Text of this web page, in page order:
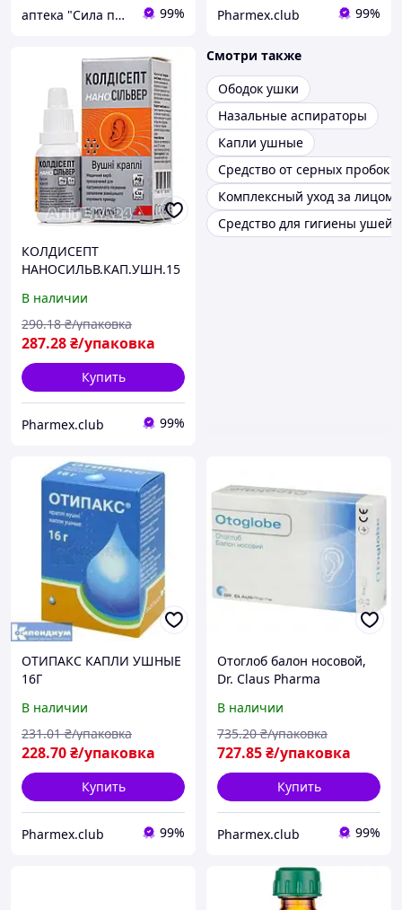
аптека "Сила природи " 99% Pharmex.club 99%
КОЛДИСЕПТ
НАНОСИЛЬВ.КАП.УШН.15
В наличии
287.28₴/упаковка
290.18 ₴/упаковка
Купить
Pharmex.club 99%
Смотри также
Ободок ушки
Назальные аспираторы
Капли ушные
Средство от серных пробок
Комплексный уход за лицом
Средство для гигиены ушей
ОТИПАКС КАПЛИ УШНЫЕ
16Г
В наличии
228.70₴/упаковка
231.01 ₴/упаковка
Купить
Pharmex.club 99%
Отоглоб балон носовой,
Dr. Claus Pharma
В наличии
727.85₴/упаковка
735.20 ₴/упаковка
Купить
Pharmex.club 99%